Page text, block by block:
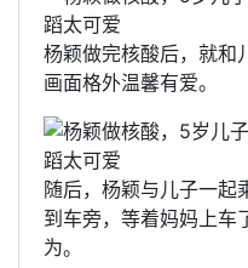
杨颖做完核酸后，就和
画面格外温馨有爱。
随后，杨颖与儿子一起
到车旁，等着妈妈上车
为。